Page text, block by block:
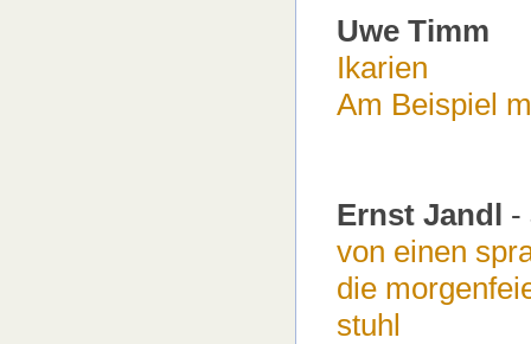
Uwe Timm
Ikarien
Am Beispiel
Ernst Jandl -
von einen
die
stuhl